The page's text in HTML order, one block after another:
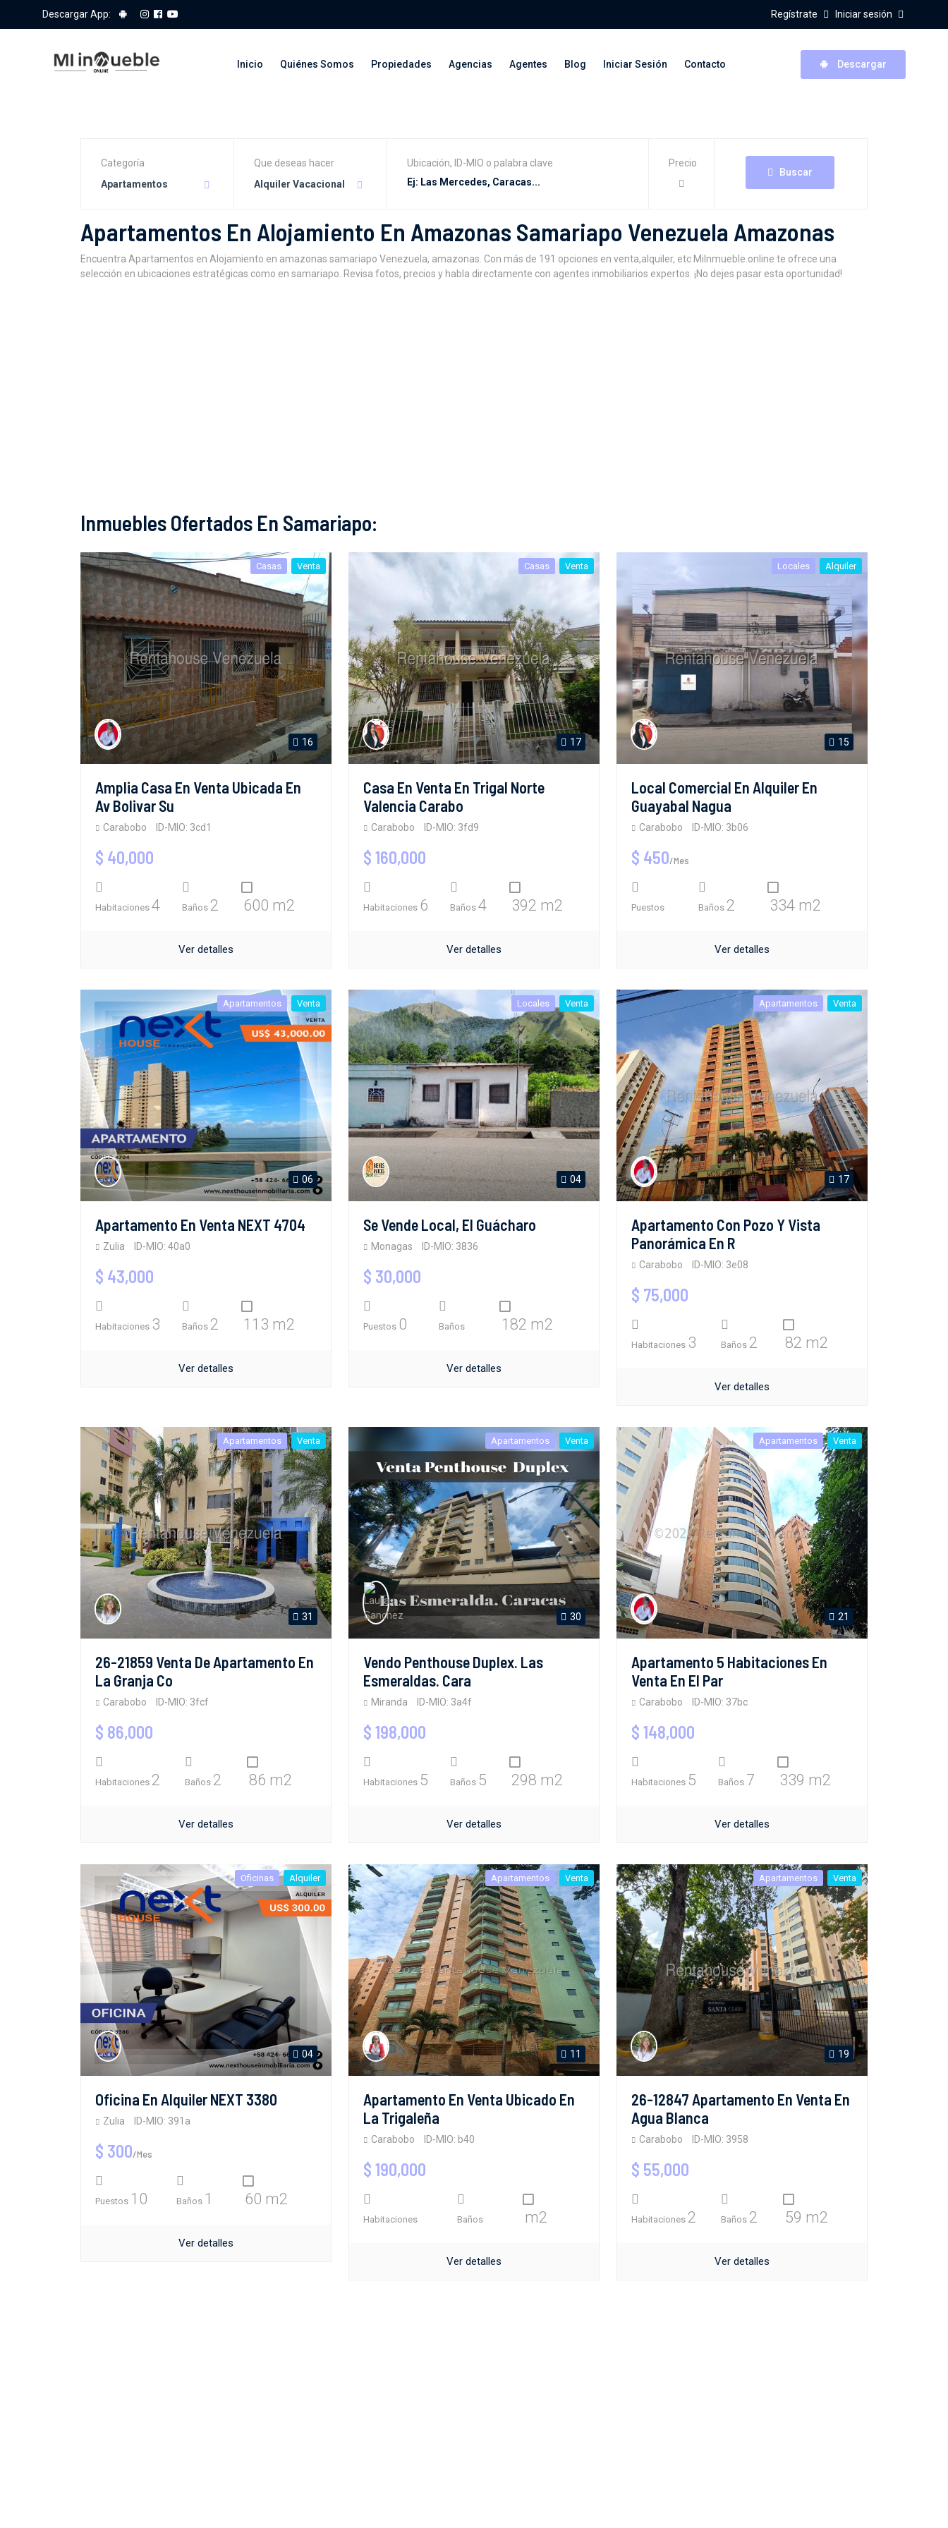
Descargar App: Regístrate Iniciar sesión
Inicio Quiénes Somos Propiedades Agencias Agentes Blog Iniciar Sesión Contacto Descargar
Categoría
Apartamentos
Que deseas hacer
Alquiler Vacacional
Ubicación, ID-MIO o palabra clave
Precio
Buscar
Apartamentos En Alojamiento En Amazonas Samariapo Venezuela Amazonas
Encuentra Apartamentos en Alojamiento en amazonas samariapo Venezuela, amazonas. Con más de 191 opciones en venta,alquiler, etc MiInmueble.online te ofrece una
selección en ubicaciones estratégicas como en samariapo. Revisa fotos, precios y habla directamente con agentes inmobiliarios expertos. ¡No dejes pasar esta oportunidad!
Inmuebles Ofertados En Samariapo:
Casas Venta
16
Amplia Casa En Venta Ubicada En
Av Bolivar Su
Carabobo ID-MIO: 3cd1
$ 40,000
Habitaciones 4 Baños 2 600 m2
Ver detalles
Casas Venta
17
Casa En Venta En Trigal Norte
Valencia Carabo
Carabobo ID-MIO: 3fd9
$ 160,000
Habitaciones 6 Baños 4 392 m2
Ver detalles
Locales Alquiler
15
Local Comercial En Alquiler En
Guayabal Nagua
Carabobo ID-MIO: 3b06
$ 450/Mes
Puestos Baños 2 334 m2
Ver detalles
Apartamentos Venta
06
Apartamento En Venta NEXT 4704
Zulia ID-MIO: 40a0
$ 43,000
Habitaciones 3 Baños 2 113 m2
Ver detalles
Locales Venta
04
Se Vende Local, El Guácharo
Monagas ID-MIO: 3836
$ 30,000
Puestos 0 Baños 182 m2
Ver detalles
Apartamentos Venta
17
Apartamento Con Pozo Y Vista
Panorámica En R
Carabobo ID-MIO: 3e08
$ 75,000
Habitaciones 3 Baños 2 82 m2
Ver detalles
Apartamentos Venta
31
26-21859 Venta De Apartamento En
La Granja Co
Carabobo ID-MIO: 3fcf
$ 86,000
Habitaciones 2 Baños 2 86 m2
Ver detalles
Apartamentos Venta
30
Vendo Penthouse Duplex. Las
Esmeraldas. Cara
Miranda ID-MIO: 3a4f
$ 198,000
Habitaciones 5 Baños 5 298 m2
Ver detalles
Apartamentos Venta
21
Apartamento 5 Habitaciones En
Venta En El Par
Carabobo ID-MIO: 37bc
$ 148,000
Habitaciones 5 Baños 7 339 m2
Ver detalles
Oficinas Alquiler
04
Oficina En Alquiler NEXT 3380
Zulia ID-MIO: 391a
$ 300/Mes
Puestos 10 Baños 1 60 m2
Ver detalles
Apartamentos Venta
11
Apartamento En Venta Ubicado En
La Trigaleña
Carabobo ID-MIO: b40
$ 190,000
Habitaciones Baños m2
Ver detalles
Apartamentos Venta
19
26-12847 Apartamento En Venta En
Agua Blanca
Carabobo ID-MIO: 3958
$ 55,000
Habitaciones 2 Baños 2 59 m2
Ver detalles